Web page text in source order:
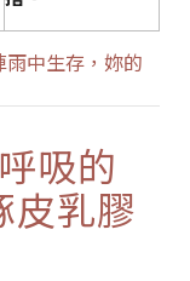
中生存，妳的
吸的
皮乳膠